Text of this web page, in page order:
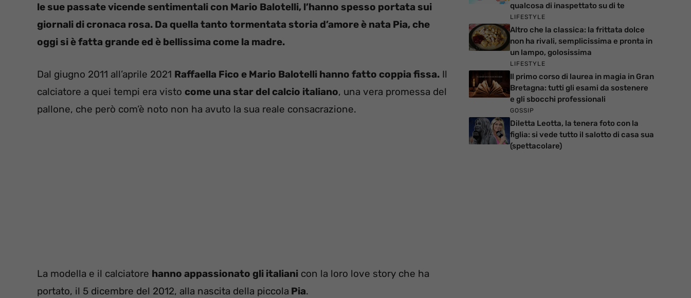
le sue passate vicende sentimentali con Mario Balotelli, l’hanno spesso portata sui
giornali di cronaca rosa. Da quella tanto tormentata storia d’amore è nata Pia, che
oggi si è fatta grande ed è bellissima come la madre.
Dal giugno 2011 all’aprile 2021 Raffaella Fico e Mario Balotelli hanno fatto coppia fissa. Il
calciatore a quei tempi era visto come una star del calcio italiano, una vera promessa del
pallone, che però com’è noto non ha avuto la sua reale consacrazione.
La modella e il calciatore hanno appassionato gli italiani con la loro love story che ha
portato, il 5 dicembre del 2012, alla nascita della piccola Pia.
qualcosa di inaspettato su di te
LIFESTYLE
Altro che la classica: la frittata dolce
non ha rivali, semplicissima e pronta in
un lampo, golosissima
LIFESTYLE
Il primo corso di laurea in magia in Gran
Bretagna: tutti gli esami da sostenere
e gli sbocchi professionali
GOSSIP
Diletta Leotta, la tenera foto con la
figlia: si vede tutto il salotto di casa sua
(spettacolare)